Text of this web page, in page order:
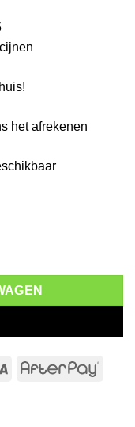
het afrekenen
aantal
Visa